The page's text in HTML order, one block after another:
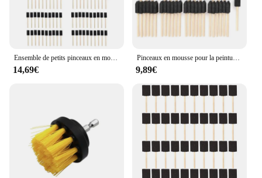
Ensemble de petits pinceaux en mousse avec manche en bois, pinceaux éponge, outils de peinture, 1 po, 120 pièces
14,69€
Pinceaux en mousse pour la peinture, comprend 50 pinceaux éponge, 25 pinceaux de 1 pouce et 25 pinceaux de 2 pouces, fournitures d'art
9,89€